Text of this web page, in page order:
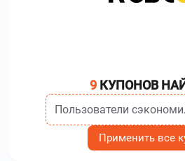
9КУПОНОВ
Пользователи
Применить все